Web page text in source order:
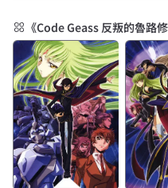
《Code Geass 反叛的魯路